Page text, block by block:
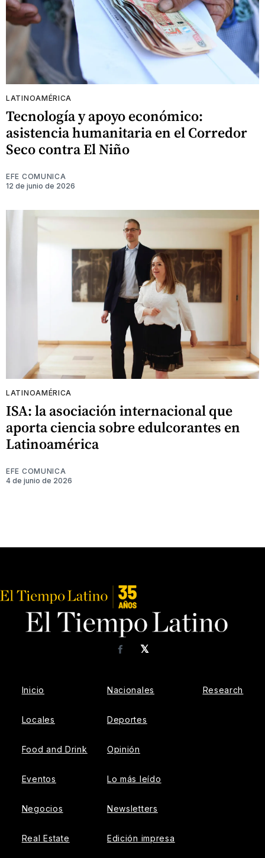
LATINOAMÉRICA
Tecnología y apoyo económico:
asistencia humanitaria en el Corredor
Seco contra El Niño
EFE COMUNICA
12 de junio de 2026
LATINOAMÉRICA
ISA: la asociación internacional que
aporta ciencia sobre edulcorantes en
Latinoamérica
EFE COMUNICA
4 de junio de 2026
𝕏
Facebook
Inicio
Locales
Food and Drink
Eventos
Negocios
Real Estate
Nacionales
Deportes
Opinión
Lo más leído
Newsletters
Edición impresa
Research